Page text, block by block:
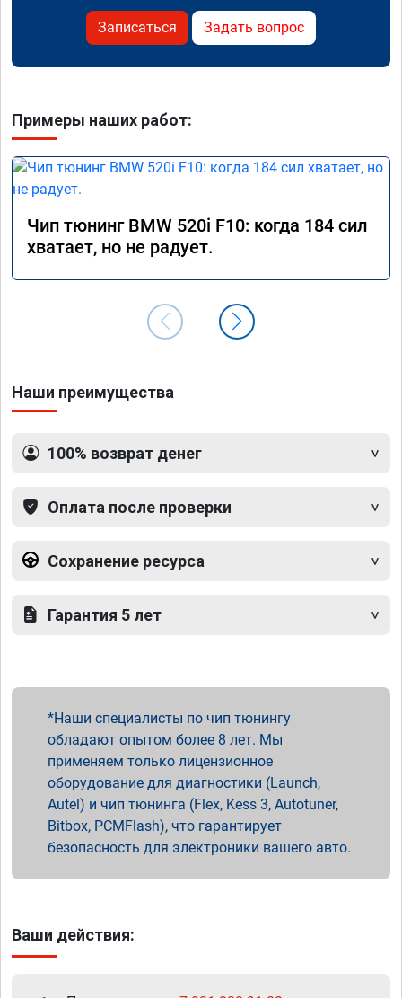
Записаться Задать вопрос
Примеры наших работ:
Чип тюнинг BMW 520i F10: когда 184 сил
хватает, но не радует.
Наши преимущества
100% возврат денег
Оплата после проверки
Сохранение ресурса
Гарантия 5 лет
Наши специалисты по чип тюнингу
обладают опытом более 8 лет. Мы
применяем только лицензионное
оборудование для диагностики (Launch,
Autel) и чип тюнинга (Flex, Kess 3, Autotuner,
Bitbox, PCMFlash), что гарантирует
безопасность для электроники вашего авто.
Ваши действия: